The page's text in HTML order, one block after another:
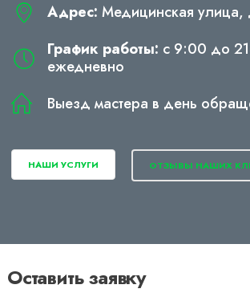
Адрес: Медицинская улица,
График работы: с 9:00 до
ежедневно
Выезд мастера в день
НАШИ УСЛУГИ ОТЗЫВЫ НАШИХ
Оставить заявку